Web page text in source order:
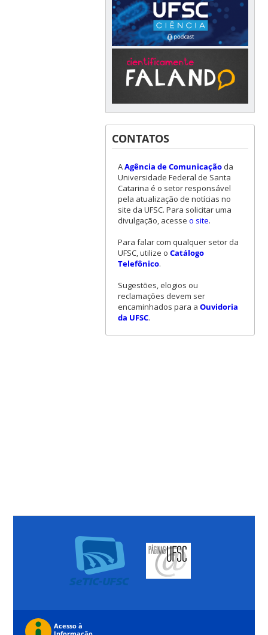
CONTATOS
AAgência de Comunicaçãoda
Universidade Federal de Santa
Catarina é o setor responsável
pela atualização de notícias no
site da UFSC. Para solicitar uma
divulgação, acesse o site.
Para falar com qualquer setor da
UFSC, utilize o Catálogo
Telefônico.
Sugestões, elogios ou
reclamações devem ser
encaminhados para a Ouvidoria
da UFSC.